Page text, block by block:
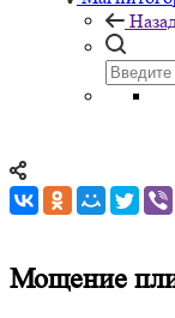
Мощение